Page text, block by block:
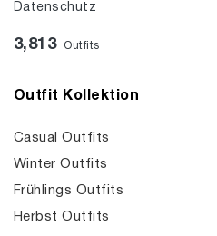
Datenschutz
3,813 Outfits
Outfit Kollektion
Casual Outfits
Winter Outfits
Frühlings Outfits
Herbst Outfits